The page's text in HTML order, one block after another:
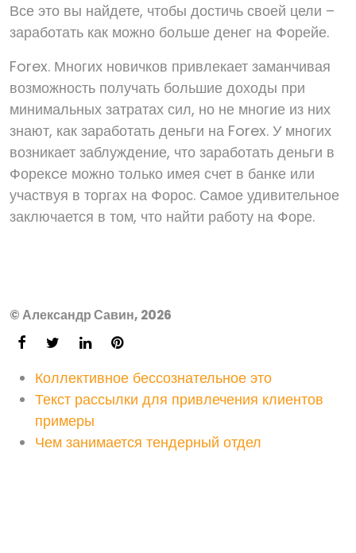
Все это вы найдете, чтобы достичь своей цели –
заработать как можно больше денег на Форейе.
Forex. Многих новичков привлекает заманчивая
возможность получать большие доходы при
минимальных затратах сил, но не многие из них
знают, как заработать деньги на Forex. У многих
возникает заблуждение, что заработать деньги в
Форекcе можно только имея счет в банке или
участвуя в торгах на Форос. Самое удивительное
заключается в том, что найти работу на Форе.
© Александр Савин, 2026
Коллективное бессознательное это
Текст рассылки для привлечения клиентов
примеры
Чем занимается тендерный отдел